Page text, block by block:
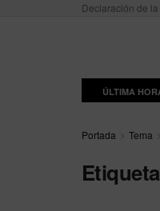
Declaración de
ÚLTIMA
Portada Tema